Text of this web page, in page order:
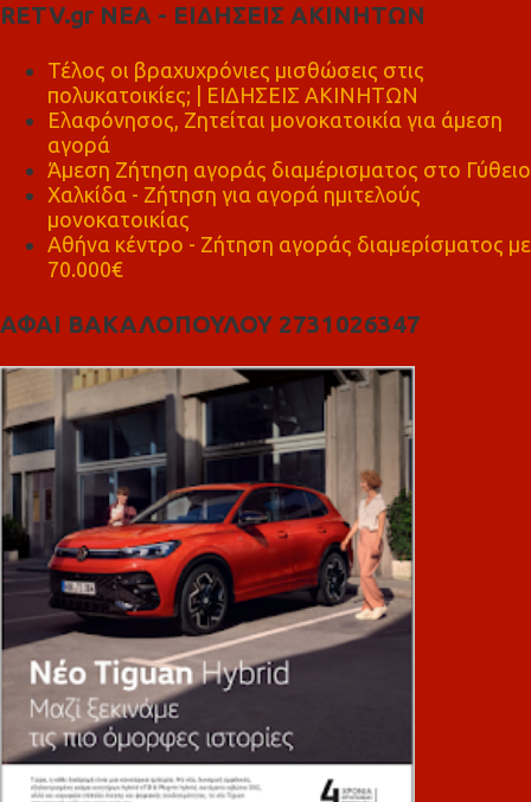
RETV.gr ΝΕΑ - ΕΙΔΗΣΕΙΣ ΑΚΙΝΗΤΩΝ
Τέλος οι βραχυχρόνιες μισθώσεις στις
πολυκατοικίες; | ΕΙΔΗΣΕΙΣ ΑΚΙΝΗΤΩΝ
Ελαφόνησος, Ζητείται μονοκατοικία για άμεση
αγορά
Άμεση Ζήτηση αγοράς διαμέρισματος στο Γύθειο
Χαλκίδα - Ζήτηση για αγορά ημιτελούς
μονοκατοικίας
Αθήνα κέντρο - Ζήτηση αγοράς διαμερίσματος με
70.000€
ΑΦΑΙ ΒΑΚΑΛΟΠΟΥΛΟΥ 2731026347